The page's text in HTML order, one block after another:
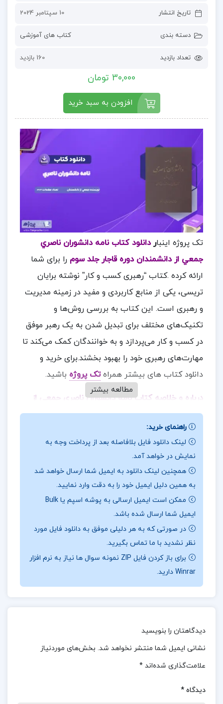
تاریخ انتشار 10 سپتامبر 2024
دسته بندی کتاب های آموزشی
تعداد بازدید 160 بازدید
30,000 تومان
افزودن به سبد خرید
تک پروژه اینباردانلود کتاب نامه دانشوران ناصري
جمعي از دانشمندان دوره قاجار جلد سوم را برای شما
ارائه کرده .کتاب “رهبری کسب و کار” نوشته برایان
تریسی، یکی از منابع کاربردی و مفید در زمینه مدیریت
و رهبری است. این کتاب به بررسی روش‌ها و
تکنیک‌های مختلف برای تبدیل شدن به یک رهبر موفق
در کسب و کار می‌پردازد و به خوانندگان کمک می‌کند تا
مهارت‌های رهبری خود را بهبود بخشند.برای خرید و
دانلود کتاب های بیشتر همراهتک پروژه باشید.
درباره و خلاصه کتاب نامه دانشوران ناصري جمعي از
دانشمندان دوره قاجار جلد سوم
برخی بخش‌های فنی: برخی از بخش‌های کتاب دارای
مفاهیم فنی و تخصصی هستند که ممکن است برای
خوانندگان غیرمتخصص چالش‌برانگیز باشد.
نیاز به پیگیری عملی: برای بهره‌برداری کامل از مفاهیم
کتاب، نیاز به پیگیری عملی و مداوم است.
درباره نویسنده کتاب نامه دانشوران ناصري جمعي از
ایجاد تیم قهرمان: روش‌ها و راهکارهایی برای ایجاد و
ارتباطی و ایجاد ارتباط موثر با اعضای تیم و سایر افراد.
زندگی مانند یک رهبر کسب و کار: بررسی ویژگی‌ها و
عادات رهبران موفق در کسب و کار و نحوه اعمال آن‌ها
در زندگی روزمره.
مطالعه بیشتر
راهنمای خرید:
لینک دانلود فایل بلافاصله بعد از پرداخت وجه به
نمایش در خواهد آمد.
همچنین لینک دانلود به ایمیل شما ارسال خواهد شد
به همین دلیل ایمیل خود را به دقت وارد نمایید.
ممکن است ایمیل ارسالی به پوشه اسپم یا Bulk
ایمیل شما ارسال شده باشد.
در صورتی که به هر دلیلی موفق به دانلود فایل مورد
نظر نشدید با ما تماس بگیرید.
برای باز کردن فایل ZIP نمونه سوال ها نیاز به نرم افزار
Winrar دارید.
دیدگاهتان را بنویسید
نشانی ایمیل شما منتشر نخواهد شد. بخش‌های موردنیاز
علامت‌گذاری شده‌اند *
دیدگاه *